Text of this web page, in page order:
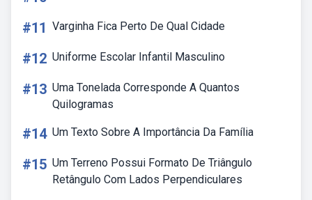
#11 Varginha Fica Perto De Qual Cidade
#12 Uniforme Escolar Infantil Masculino
#13 Uma Tonelada Corresponde A Quantos
Quilogramas
#14 Um Texto Sobre A Importância Da Família
#15 Um Terreno Possui Formato De Triângulo
Retângulo Com Lados Perpendiculares